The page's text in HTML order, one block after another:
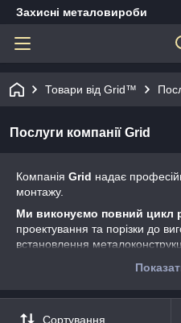
Захисні металовироби
Товари від Grid™
Послуги компанії Grid
Компанія Grid надає
монтажу.
Ми виконуємо повний цикл
проектування та порізки до
встановлення
Працюємо з приватними та
закладами HoReCa та
Основні послуги
Сортування